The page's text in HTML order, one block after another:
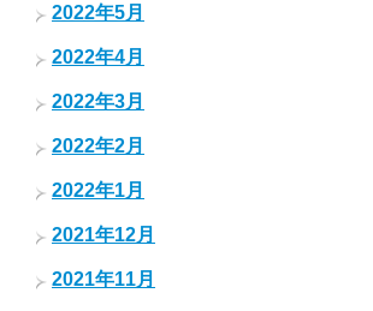
2022年5月
2022年4月
2022年3月
2022年2月
2022年1月
2021年12月
2021年11月